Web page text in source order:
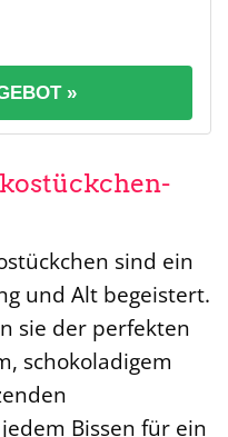
»
sind ein
und Alt begeistert.
sie der perfekten
schokoladigem
Bissen für ein